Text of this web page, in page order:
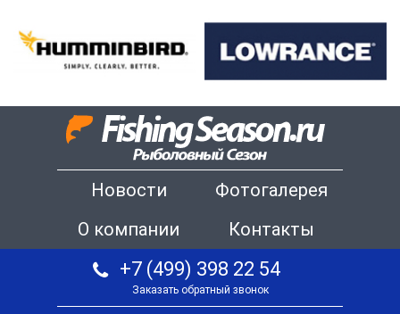
Новости
Фотогалерея
О компании
Контакты
+7 (499) 398 22 54
Заказать обратный звонок